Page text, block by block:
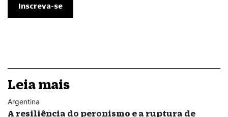
Leia mais
Argentina
A resiliência do peronismo e a ruptura de